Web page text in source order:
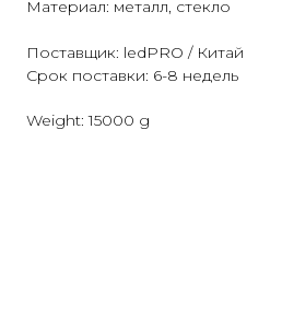
Материал: металл, стекло
Поставщик: ledPRO / Китай
Срок поставки: 6-8 недель
Weight: 15000 g